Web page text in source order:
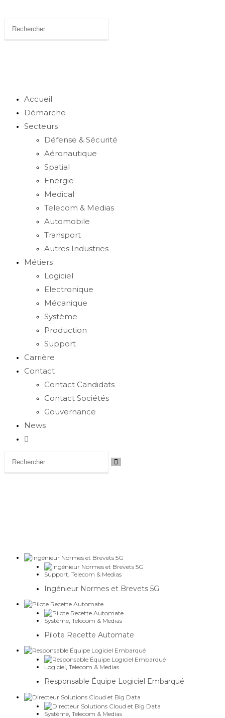
Accueil
Démarche
Secteurs
Défense & Sécurité
Aéronautique
Spatial
Energie
Medical
Telecom & Medias
Automobile
Transport
Autres Industries
Métiers
Logiciel
Electronique
Mécanique
Système
Production
Support
Carrière
Contact
Contact Candidats
Contact Sociétés
Gouvernance
News
Toggle
search
Support, Telecom & Medias
Ingénieur Normes et Brevets 5G
Système, Telecom & Medias
Pilote Recette Automate
Logiciel, Telecom & Medias
Responsable Équipe Logiciel Embarqué
Système Telecom & Medias